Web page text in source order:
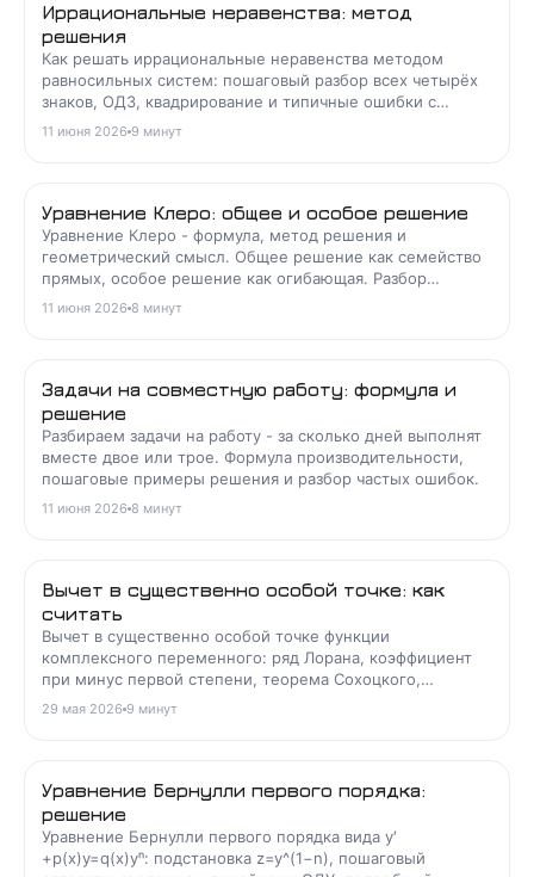
Иррациональные неравенства: метод
решения
Как решать иррациональные неравенства методом
равносильных систем: пошаговый разбор всех четырёх
знаков, ОДЗ, квадрирование и типичные ошибки с
примерами.
11 июня 2026 9 минут
Уравнение Клеро: общее и особое решение
Уравнение Клеро - формула, метод решения и
геометрический смысл. Общее решение как семейство
прямых, особое решение как огибающая. Разбор
типовых задач с ошибками.
11 июня 2026 8 минут
Задачи на совместную работу: формула и
решение
Разбираем задачи на работу - за сколько дней выполнят
вместе двое или трое. Формула производительности,
пошаговые примеры решения и разбор частых ошибок.
11 июня 2026 8 минут
Вычет в существенно особой точке: как
считать
Вычет в существенно особой точке функции
комплексного переменного: ряд Лорана, коэффициент
при минус первой степени, теорема Сохоцкого,
примеры для exp(1/z) и sin(1/z), типичные ошибки.
29 мая 2026 9 минут
Уравнение Бернулли первого порядка:
решение
Уравнение Бернулли первого порядка вида y′
+p(x)y=q(x)yⁿ: подстановка z=y^(1−n), пошаговый